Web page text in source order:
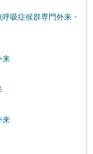
呼吸症候群専門外来・
来
来